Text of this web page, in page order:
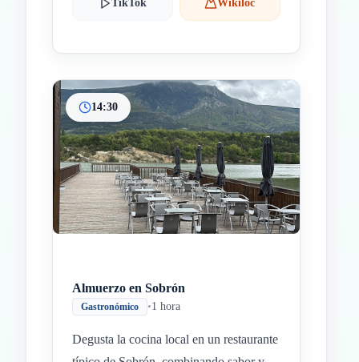
TikTok Wikiloc
14:30
Almuerzo en Sobrón
Gastronómico •1 hora
Degusta la cocina local en un restaurante